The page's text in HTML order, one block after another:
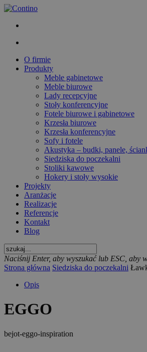
O firmie
Produkty
Meble gabinetowe
Meble biurowe
Lady recepcyjne
Stoły konferencyjne
Fotele biurowe i gabinetowe
Krzesła biurowe
Krzesła konferencyjne
Sofy i fotele
Akustyka – budki, panele,
Siedziska do poczekalni
Stoliki kawowe
Hokery i stoły wysokie
Projekty
Aranżacje
Realizacje
Referencje
Kontakt
Blog
Naciśnij Enter, aby wyszukać lub ESC, aby
Strona główna Siedziska do poczekalni
Opis
EGGO
bejot-eggo-inspiration